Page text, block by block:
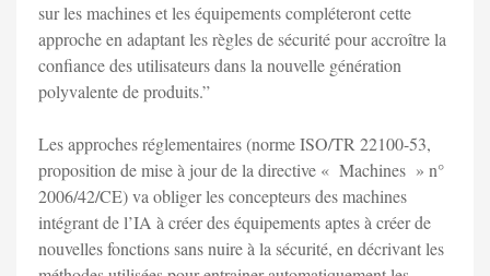
sur les machines et les équipements compléteront cette
approche en adaptant les règles de sécurité pour accroître la
confiance des utilisateurs dans la nouvelle génération
polyvalente de produits.”
Les approches réglementaires (norme ISO/TR 22100-53,
proposition de mise à jour de la directive « Machines » n°
2006/42/CE) va obliger les concepteurs des machines
intégrant de l’IA à créer des équipements aptes à créer de
nouvelles fonctions sans nuire à la sécurité, en décrivant les